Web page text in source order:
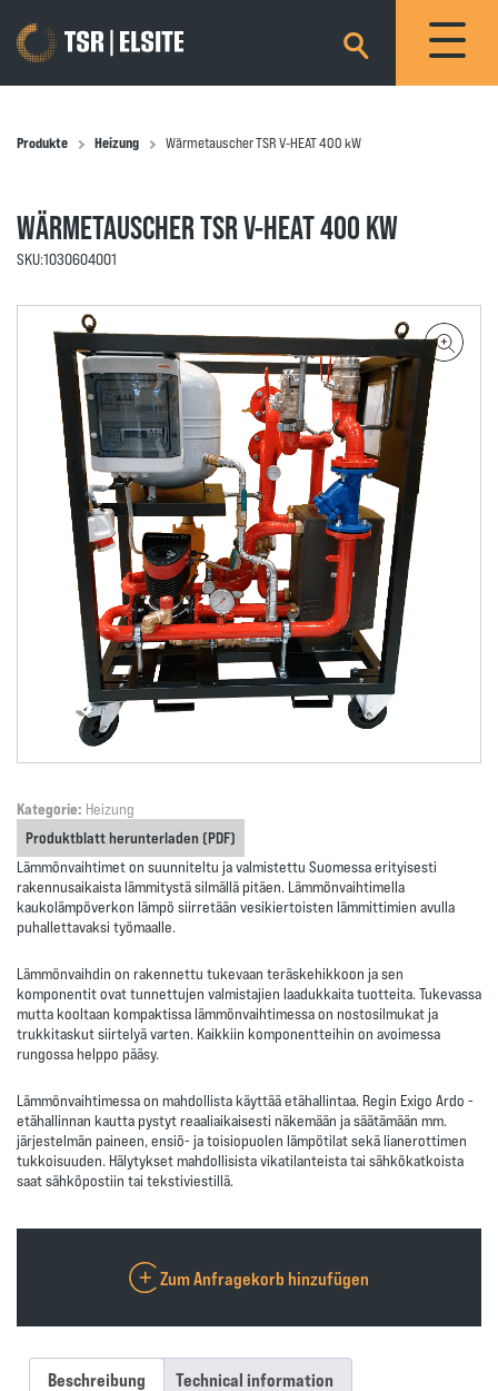
×
Produkte Heizung Wärmetauscher TSR V-HEAT 400 kW
WÄRMETAUSCHER TSR V-HEAT 400 KW
SKU:1030604001
Lämmönvaihtimet on suunniteltu ja valmistettu Suomessa erityisesti
rakennusaikaista lämmitystä silmällä pitäen. Lämmönvaihtimella
kaukolämpöverkon lämpö siirretään vesikiertoisten lämmittimien avulla
puhallettavaksi työmaalle.
Lämmönvaihdin on rakennettu tukevaan teräskehikkoon ja sen
komponentit ovat tunnettujen valmistajien laadukkaita tuotteita. Tukevassa
mutta kooltaan kompaktissa lämmönvaihtimessa on nostosilmukat ja
trukkitaskut siirtelyä varten. Kaikkiin komponentteihin on avoimessa
rungossa helppo pääsy.
Lämmönvaihtimessa on mahdollista käyttää etähallintaa. Regin Exigo Ardo -
etähallinnan kautta pystyt reaaliaikaisesti näkemään ja säätämään mm.
järjestelmän paineen, ensiö- ja toisiopuolen lämpötilat sekä lianerottimen
tukkoisuuden. Hälytykset mahdollisista vikatilanteista tai sähkökatkoista
saat sähköpostiin tai tekstiviestillä.
Zum Anfragekorb hinzufügen
Kategorie: Heizung
Produktblatt herunterladen (PDF)
Beschreibung Technical information